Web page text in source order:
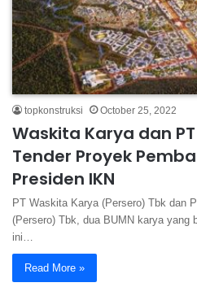
topkonstruksi October 25, 2022
Waskita Karya dan PT
Tender Proyek
Presiden IKN
PT Waskita Karya (Persero) Tbk dan
(Persero) Tbk, dua BUMN karya yang
ini…
Read More »